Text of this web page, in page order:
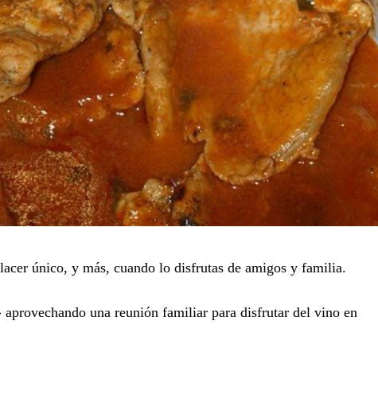
único, y más, cuando lo disfrutas de amigos y familia.
una reunión familiar para disfrutar del vino en